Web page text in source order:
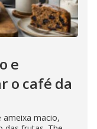
e
o café da
macio,